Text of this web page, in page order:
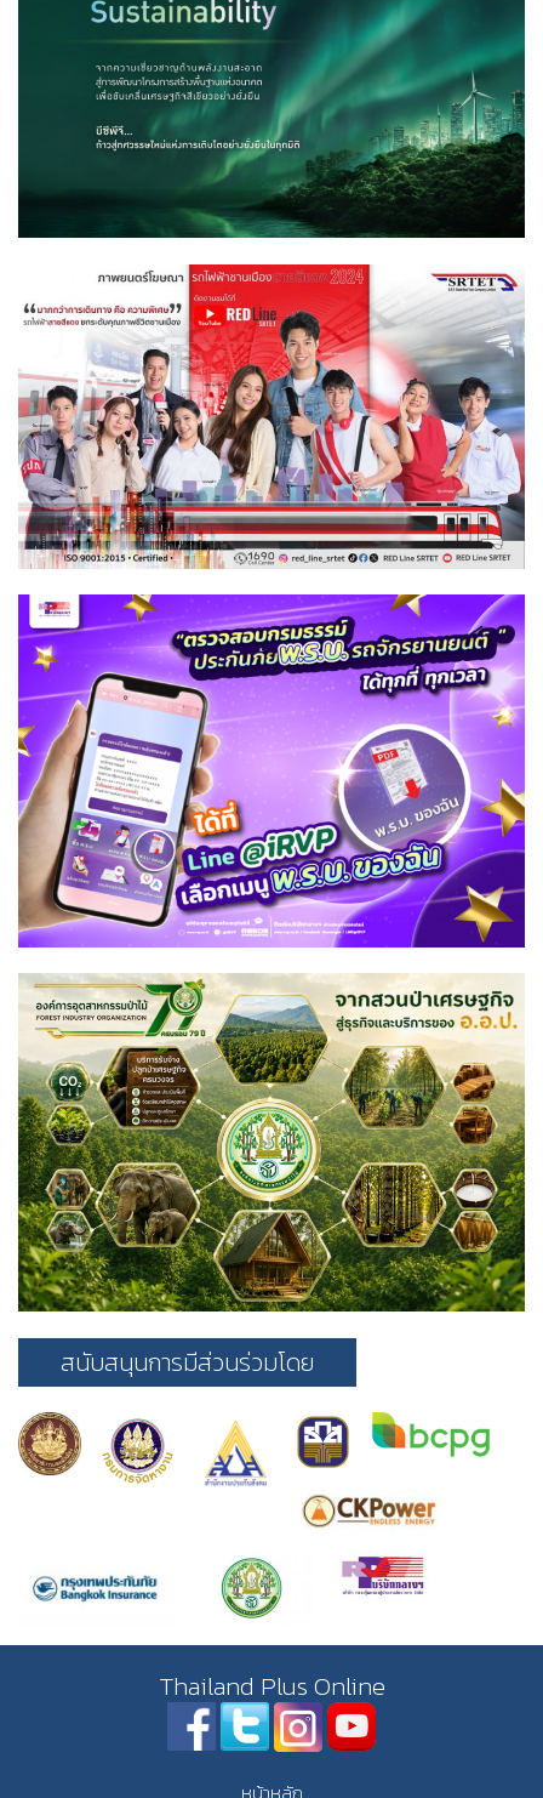
สนับสนุนการมีส่วนร่วมโดย
Thailand Plus Online